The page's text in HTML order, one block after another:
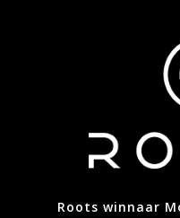
Roots winnaar